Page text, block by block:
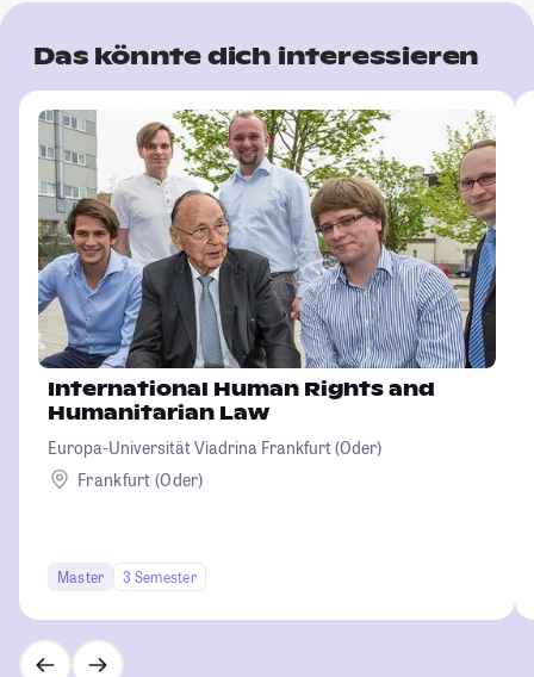
Das könnte dich interessieren
International Human Rights and
Humanitarian Law
Europa-Universität Viadrina Frankfurt (Oder)
Frankfurt (Oder)
Master 3 Semester